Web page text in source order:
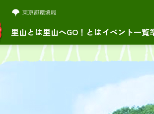
里山とは里山へGO！とはイベント一覧